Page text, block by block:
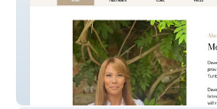
warwickpark